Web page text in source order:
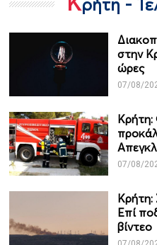
ρήτη -
στην
ώρες
07/08/
Κρήτη:
07/08/
Κρήτη:
Επί
βίντεο